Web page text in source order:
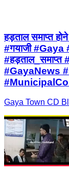
हड़ताल समाप्त
#गयाजी #Gaya
#GayaNews
Gaya Town CD